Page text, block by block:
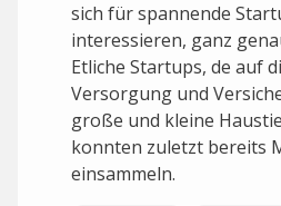
sich für spannende
interessieren, ganz
Etliche Startups, de auf
Versorgung und
große und kleine
konnten zuletzt bereits
einsammeln.